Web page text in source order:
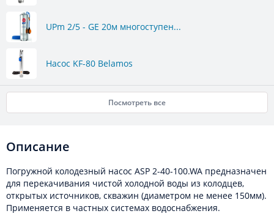
UPm 2/5 - GE 20м многоступен...
Насос KF-80 Belamos
Посмотреть все
Описание
Погружной колодезный насос ASP 2-40-100.WA предназначен
для перекачивания чистой холодной воды из колодцев,
открытых источников, скважин (диаметром не менее 150мм).
Применяется в частных системах водоснабжения.